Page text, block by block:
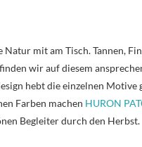
Natur mit am Tisch. Tannen,
wir auf diesem
hebt die einzelnen Motive
Farben machen HURON
Begleiter durch den Herbst.